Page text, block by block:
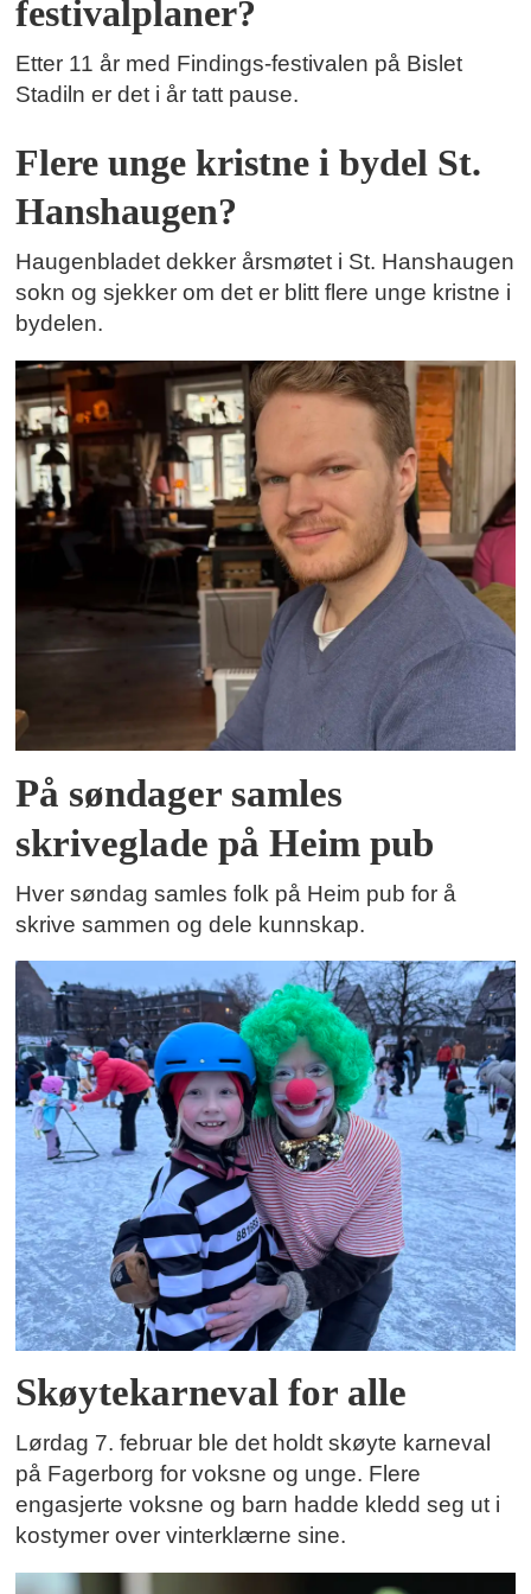
festivalplaner?
Etter 11 år med Findings-festivalen på Bislet
Stadiln er det i år tatt pause.
Flere unge kristne i bydel St.
Hanshaugen?
Haugenbladet dekker årsmøtet i St. Hanshaugen
sokn og sjekker om det er blitt flere unge kristne i
bydelen.
På søndager samles
skriveglade på Heim pub
Hver søndag samles folk på Heim pub for å
skrive sammen og dele kunnskap.
Skøytekarneval for alle
Lørdag 7. februar ble det holdt skøyte karneval
på Fagerborg for voksne og unge. Flere
engasjerte voksne og barn hadde kledd seg ut i
kostymer over vinterklærne sine.